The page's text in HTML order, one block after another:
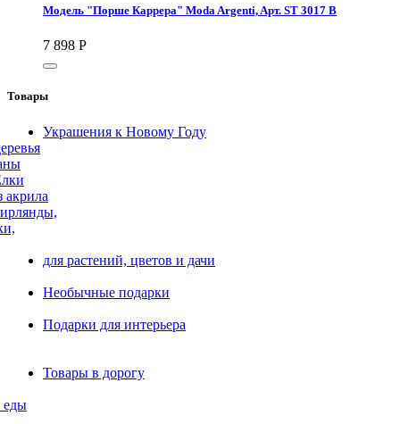
Модель "Порше Каррера" Moda Argenti, Aрт. ST 3017 B
7 898 Р
Товары
Украшения к Новому Году
акрила
для растений, цветов и дачи
Необычные подарки
Подарки для интерьера
Товары в дорогу
еды